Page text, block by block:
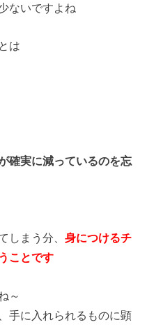
ないですよね
は
確実に減っているのを忘
しまう分、身につけるチ
ことです
～
手に入れられるものに顕